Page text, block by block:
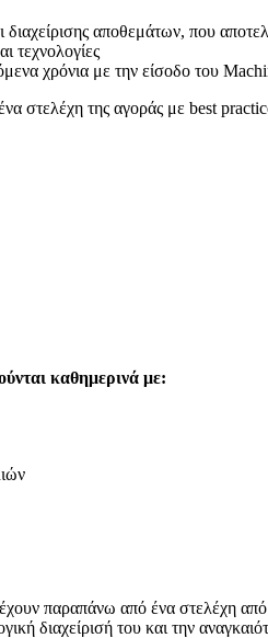
αποθεμάτων, που
τεχνολογίες
χρόνια με την είσοδο του
στελέχη της αγοράς με best
καθημερινά με:
παραπάνω από ένα στελέχη
διαχείρισή του και την